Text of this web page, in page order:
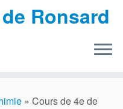
Ronsard
» Cours de 4e de